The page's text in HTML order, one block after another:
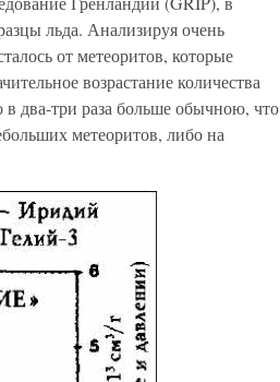
льда. Анализируя очень
от метеоритов, которые
возрастание количества
два-три раза больше обычною, что
метеоритов, либо на